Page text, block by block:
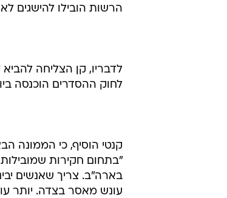
הרשות הובילו להישגים
לדבריו, קן הצליחה
לחוק ההסדרים הוכנסה
קנטי הוסיף, כי הממונה
"בתחום חקירות
בארה"ב. צריך שאנשים
עונש מאסר בצדה. יותר